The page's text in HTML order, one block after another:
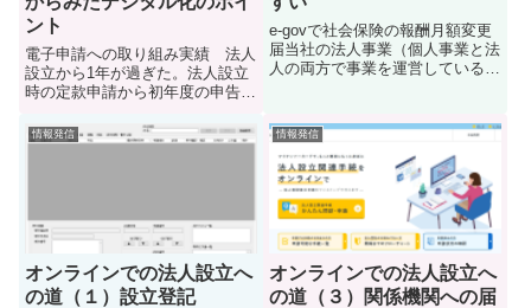
ント
電子申請への取り組み実績 法人
設立から1年が過ぎた。法人設立
時の定款申請から初年度の申告ま
請で対応してきた。結果として窓
口で行ったのは公証役場で定款認
e-govで社会保険の報酬月額変更
届当社の法人事業（個人事業と法
人の両方で事業を運営しているの
た。e-govは利用できる手続きが
多すぎるために自分が使いたい申
請書を見つけるまでが...
情報発信
オンラインでの法人設立へ
の道（１）設立登記
情報発信
オンラインでの法人設立へ
の道（３）関係機関への届